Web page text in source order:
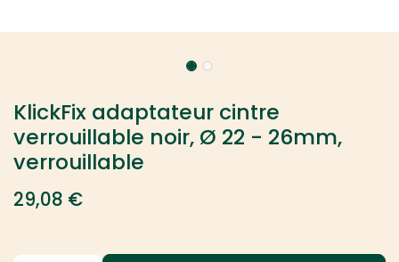
KlickFix adaptateur cintre
verrouillable noir, Ø 22 - 26mm,
verrouillable
29,08 €